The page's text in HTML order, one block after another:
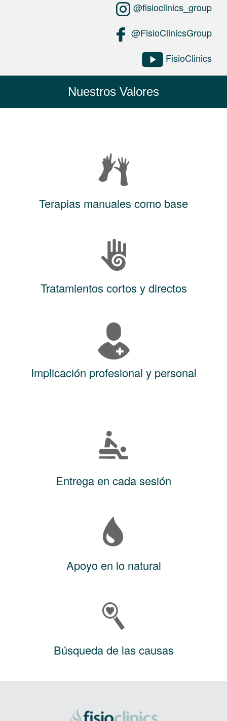
@fisioclinics_group
@FisioClinicsGroup
FisioClinics
Nuestros Valores
Terapias manuales como base
Tratamientos cortos y directos
Implicación profesional y personal
Entrega en cada sesión
Apoyo en lo natural
Búsqueda de las causas